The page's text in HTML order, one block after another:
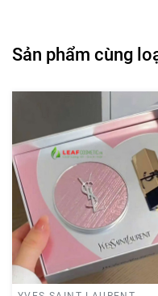
Sản phẩm cùng